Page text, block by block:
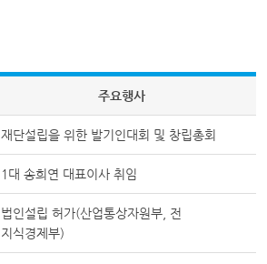
주요행사
재단설립을 위한 발기인대회 및 창립총회
1대 송희연 대표이사 취임
법인설립 허가(산업통상자원부, 전
지식경제부)